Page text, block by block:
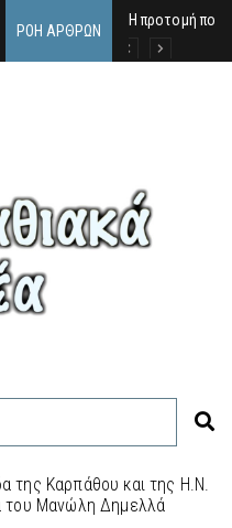
ΡΟΉ ΆΡΘΡΩΝ
Η προτομή που
Ο αιώνιος
Δικαστική
της Καρπάθου και της Η.Ν.
του Μανώλη Δημελλά